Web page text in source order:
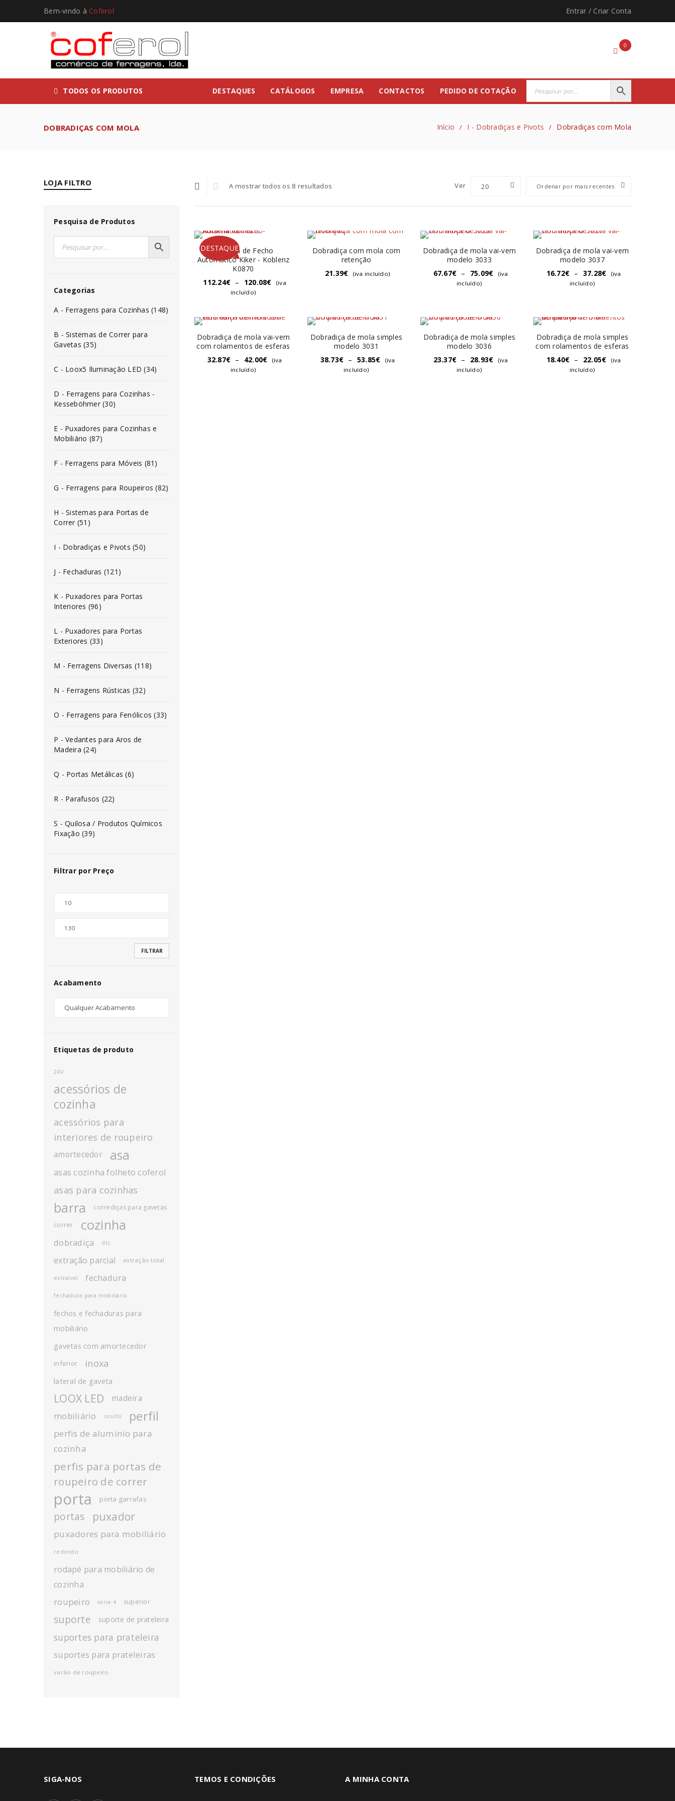
*
INICIAR SESSÃO
Bem-vindo à Coferol Entrar / Criar Conta
0
TODOS OS PRODUTOS DESTAQUES CATÁLOGOS EMPRESA CONTACTOS PEDIDO DE COTAÇÃO
DOBRADIÇAS COM MOLA Início / I - Dobradiças e Pivots / Dobradiças com Mola
LOJA FILTRO
Pesquisa de Produtos
Categorias
A - Ferragens para Cozinhas (148)
B - Sistemas de Correr para
Gavetas (35)
C - Loox5 Iluminação LED (34)
D - Ferragens para Cozinhas -
Kesseböhmer (30)
E - Puxadores para Cozinhas e
Mobiliário (87)
F - Ferragens para Móveis (81)
G - Ferragens para Roupeiros (82)
H - Sistemas para Portas de
Correr (51)
I - Dobradiças e Pivots (50)
J - Fechaduras (121)
K - Puxadores para Portas
Interiores (96)
L - Puxadores para Portas
Exteriores (33)
M - Ferragens Diversas (118)
N - Ferragens Rústicas (32)
O - Ferragens para Fenólicos (33)
P - Vedantes para Aros de
Madeira (24)
Q - Portas Metálicas (6)
R - Parafusos (22)
S - Quilosa / Produtos Químicos
Fixação (39)
Filtrar por Preço
FILTRAR
Acabamento
Etiquetas de produto
24V
acessórios de
cozinha
acessórios para
interiores de roupeiro
amortecedor asa
asas cozinha folheto coferol
asas para cozinhas
barra corrediças para gavetas
correr cozinha
dobradiça dtc
extração parcial extração total
extraível fechadura
fechadura para mobiliário
fechos e fechaduras para
mobiliário
gavetas com amortecedor
inferior inoxa
lateral de gaveta
LOOX LED madeira
mobiliário oculto perfil
perfis de aluminio para
cozinha
perfis para portas de
roupeiro de correr
porta porta garrafas
portas puxador
puxadores para mobiliário
redondo
rodapé para mobiliário de
cozinha
roupeiro serie 4 superior
suporte suporte de prateleira
suportes para prateleira
suportes para prateleiras
varão de roupeiro
A mostrar todos os 8 resultados Ordenar por mais recentes
Ver 20
DESTAQUE
Sistema de Fecho
Automático Kiker - Koblenz
K0870
112.24€ – 120.08€
(iva
incluído)
Dobradiça com mola com
retenção
21.39€ (iva incluído)
Dobradiça de mola vai-vem
modelo 3033
67.67€ – 75.09€
(iva
incluído)
Dobradiça de mola vai-vem
modelo 3037
16.72€ – 37.28€
(iva
incluído)
Dobradiça de mola vai-vem
com rolamentos de esferas
32.87€ – 42.00€
(iva
incluído)
Dobradiça de mola simples
modelo 3031
38.73€ – 53.85€
(iva
incluído)
Dobradiça de mola simples
modelo 3036
23.37€ – 28.93€
(iva
incluído)
Dobradiça de mola simples
com rolamentos de esferas
18.40€ – 22.05€
(iva
incluído)
SIGA-NOS TEMOS E CONDIÇÕES A MINHA CONTA